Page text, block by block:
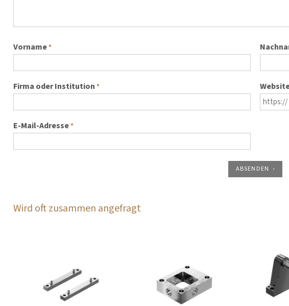
Vorname*
Firma oder Institution *
E-Mail-Adresse*
ABSENDEN
Wird oft zusammen angefragt